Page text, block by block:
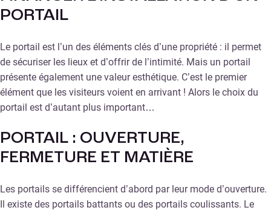
PORTAIL
Le portail est l’un des éléments clés d’une propriété : il permet
de sécuriser les lieux et d’offrir de l’intimité. Mais un portail
présente également une valeur esthétique. C’est le premier
élément que les visiteurs voient en arrivant ! Alors le choix du
portail est d’autant plus important…
PORTAIL : OUVERTURE,
FERMETURE ET MATIÈRE
Les portails se différencient d’abord par leur mode d’ouverture.
Il existe des portails battants ou des portails coulissants. Le